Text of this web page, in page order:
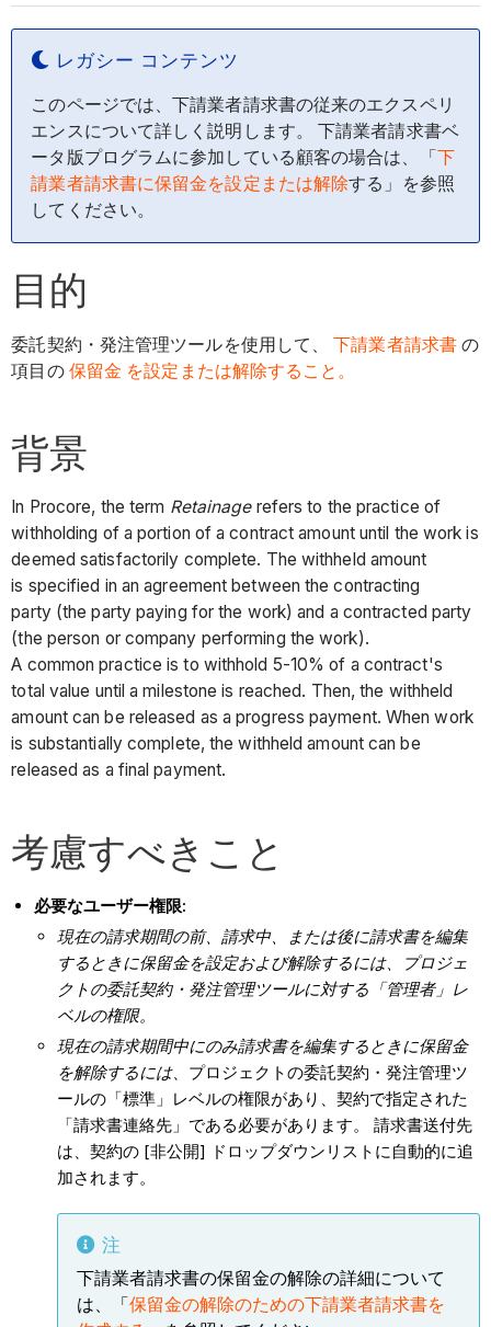
レガシー コンテンツ
このページでは、下請業者請求書の従来のエクスペリ
エンスについて詳しく説明します。 下請業者請求書ベ
ータ版プログラムに参加している顧客の場合は、「 下
請業者請求書に保留金を設定または解除する」を参照
してください。
目的
委託契約・発注管理ツールを使用して、下請業者請求書 の
項目の保留金 を設定または解除すること。
背景
In Procore, the term Retainagerefers to the practice of
withholding of a portion of a contract amount until the work is
deemed satisfactorily complete. The withheld amount
is specified in an agreement between the contracting
party (the party paying for the work) and a contracted party
(the person or company performing the work).
A common practice is to withhold 5-10% of a contract's
total value until a milestone is reached. Then, the withheld
amount can be released as a progress payment. When work
is substantially complete, the withheld amount can be
released as a final payment.
考慮すべきこと
必要なユーザー権限:
現在の請求期間の前、請求中、または後に請求書を編集
するときに保留金を設定および解除するには、プロジェ
クトの委託契約・発注管理ツールに対する「管理者」レ
ベルの権限。
現在の請求期間中にのみ請求書を編集するときに保留金
を解除するには、プロジェクトの委託契約・発注管理ツ
ールの「標準」レベルの権限があり、契約で指定された
「請求書連絡先」である必要があります。 請求書送付先
は、契約の [非公開] ドロップダウンリストに自動的に追
加されます。
注
下請業者請求書の保留金の解除の詳細について
は、「保留金の解除のための下請業者請求書を